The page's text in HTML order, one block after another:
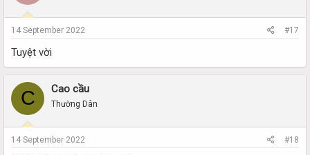
14 September 2022 #17
Tuyệt vời
C Cao cầu
Thường Dân
14 September 2022 #18